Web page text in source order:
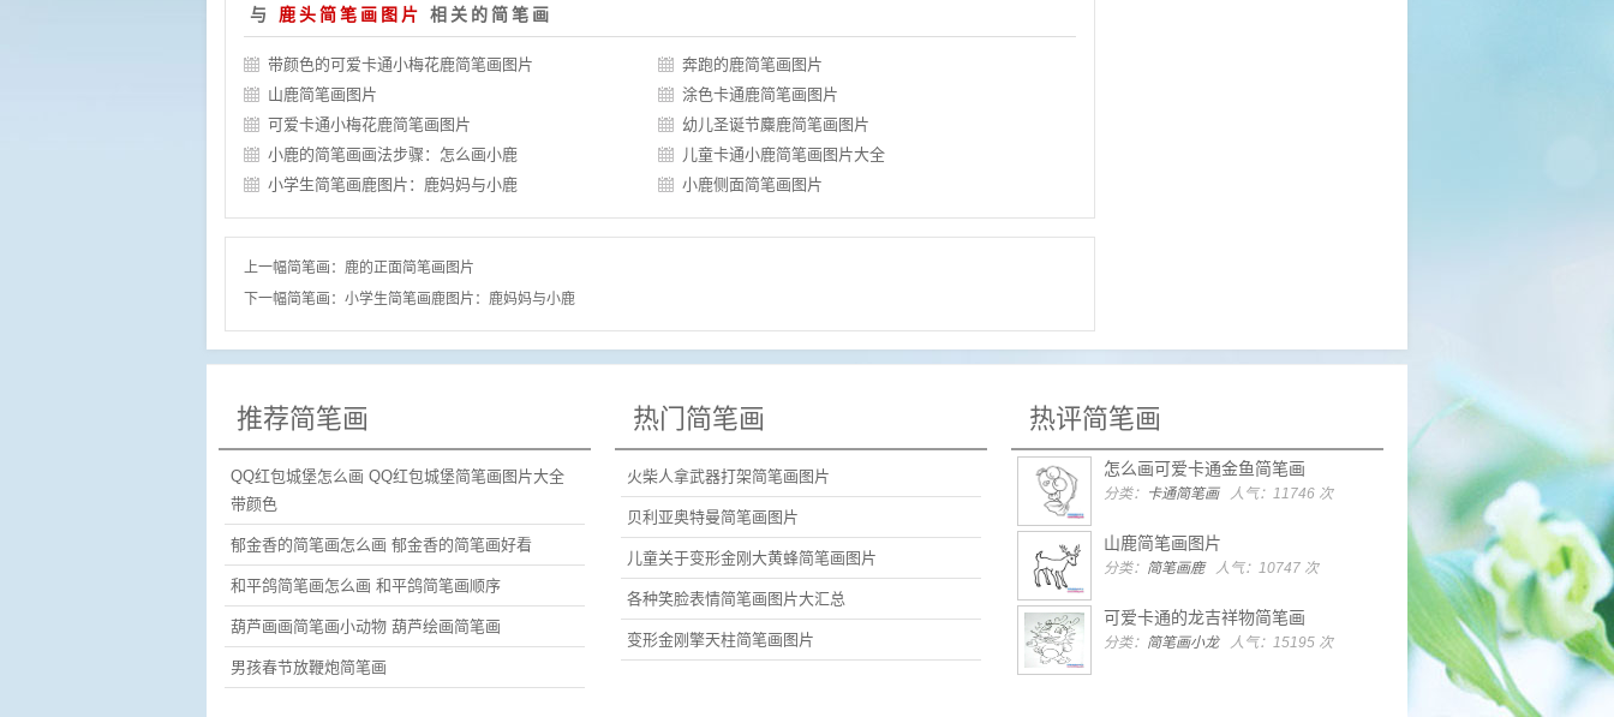
与 鹿头简笔画图片 相关的简笔画
带颜色的可爱卡通小梅花鹿简笔画图片
奔跑的鹿简笔画图片
山鹿简笔画图片
涂色卡通鹿简笔画图片
可爱卡通小梅花鹿简笔画图片
幼儿圣诞节麋鹿简笔画图片
小鹿的简笔画画法步骤：怎么画小鹿
儿童卡通小鹿简笔画图片大全
小学生简笔画鹿图片：鹿妈妈与小鹿
小鹿侧面简笔画图片
上一幅简笔画： 鹿的正面简笔画图片
下一幅简笔画： 小学生简笔画鹿图片：鹿妈妈与小鹿
推荐简笔画
QQ红包城堡怎么画 QQ红包城堡简笔画图片大全
带颜色
郁金香的简笔画怎么画 郁金香的简笔画好看
和平鸽简笔画怎么画 和平鸽简笔画顺序
葫芦画画简笔画小动物 葫芦绘画简笔画
男孩春节放鞭炮简笔画
热门简笔画
火柴人拿武器打架简笔画图片
贝利亚奥特曼简笔画图片
儿童关于变形金刚大黄蜂简笔画图片
各种笑脸表情简笔画图片大汇总
变形金刚擎天柱简笔画图片
热评简笔画
怎么画可爱卡通金鱼简笔画
分类： 卡通简笔画人气：11746 次
山鹿简笔画图片
分类： 简笔画鹿人气：10747 次
可爱卡通的龙吉祥物简笔画
分类： 简笔画小龙人气：15195 次